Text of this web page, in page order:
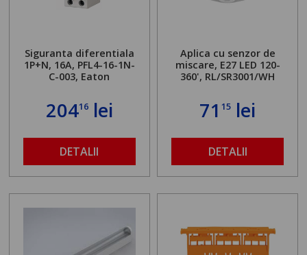
Siguranta diferentiala
1P+N, 16A, PFL4-16-1N-
C-003, Eaton
20416lei
DETALII
Aplica cu senzor de
miscare, E27 LED 120-
360', RL/SR3001/WH
7115 lei
DETALII